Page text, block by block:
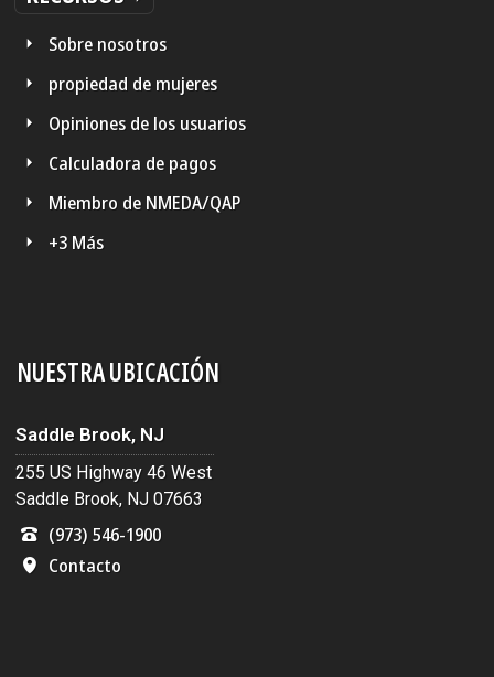
Sobre nosotros
propiedad de mujeres
Opiniones de los usuarios
Calculadora de pagos
Miembro de NMEDA/QAP
+3 Más
NUESTRA UBICACIÓN
Saddle Brook, NJ
255 US Highway 46 West
Saddle Brook, NJ 07663
(973) 546-1900
Contacto